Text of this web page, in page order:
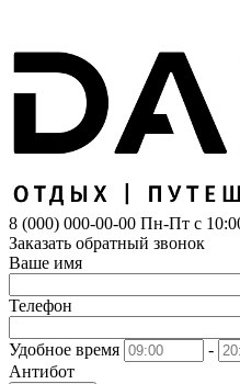
8 (000) 000-00-00 Пн-Пт с
Заказать обратный звонок
Ваше имя
Телефон
Удобное время
-
Антибот